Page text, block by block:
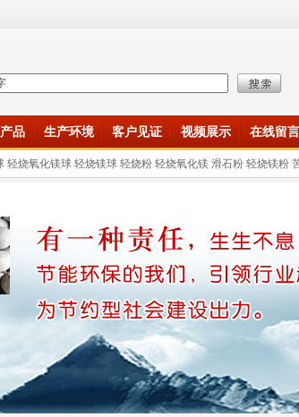
品 生产环境 客户见证 视频展示 在线留言
烧氧化镁球 轻烧镁球 轻烧粉 轻烧氧化镁 滑石粉 轻烧镁粉